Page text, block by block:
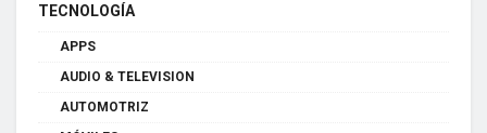
TECNOLOGÍA
APPS
AUDIO & TELEVISION
AUTOMOTRIZ